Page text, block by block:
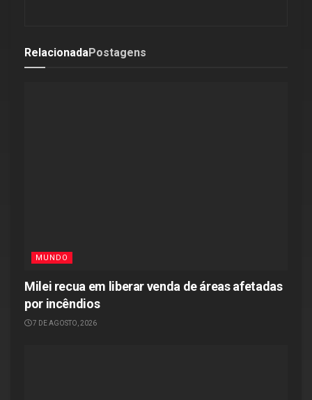
RelacionadaPostagens
MUNDO
Milei recua em liberar venda de áreas afetadas
por incêndios
7 DE AGOSTO, 2026